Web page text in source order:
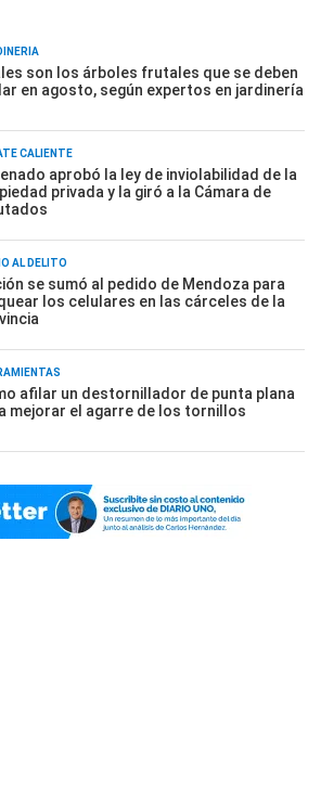
son los árboles frutales que se deben
en agosto, según expertos en jardinería
CALIENTE
aprobó la ley de inviolabilidad de la
privada y la giró a la Cámara de
AL DELITO
se sumó al pedido de Mendoza para
los celulares en las cárceles de la
afilar un destornillador de punta plana
mejorar el agarre de los tornillos